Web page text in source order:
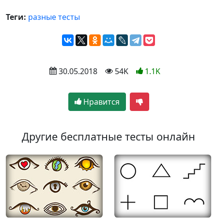
Теги: разные тесты
30.05.2018 54K 1.1K
Нравится
Другие бесплатные тесты онлайн